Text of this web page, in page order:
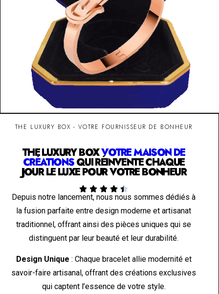
THE LUXURY BOX - VOTRE FOURNISSEUR DE BONHEUR
THE LUXURY BOXVOTRE MAISON DE
CRÉATIONSQUI RÉINVENTE CHAQUE
JOUR LE LUXE POUR VOTRE BONHEUR
    
Depuis notre lancement, nous nous sommes dédiés à
la fusion parfaite entre design moderne et artisanat
traditionnel, offrant ainsi des pièces uniques qui se
distinguent par leur beauté et leur durabilité.
Design Unique : Chaque bracelet allie modernité et
savoir-faire artisanal, offrant des créations exclusives
qui captent l’essence de votre style.